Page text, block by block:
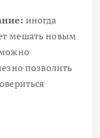
иногда
мешать новым
позволить